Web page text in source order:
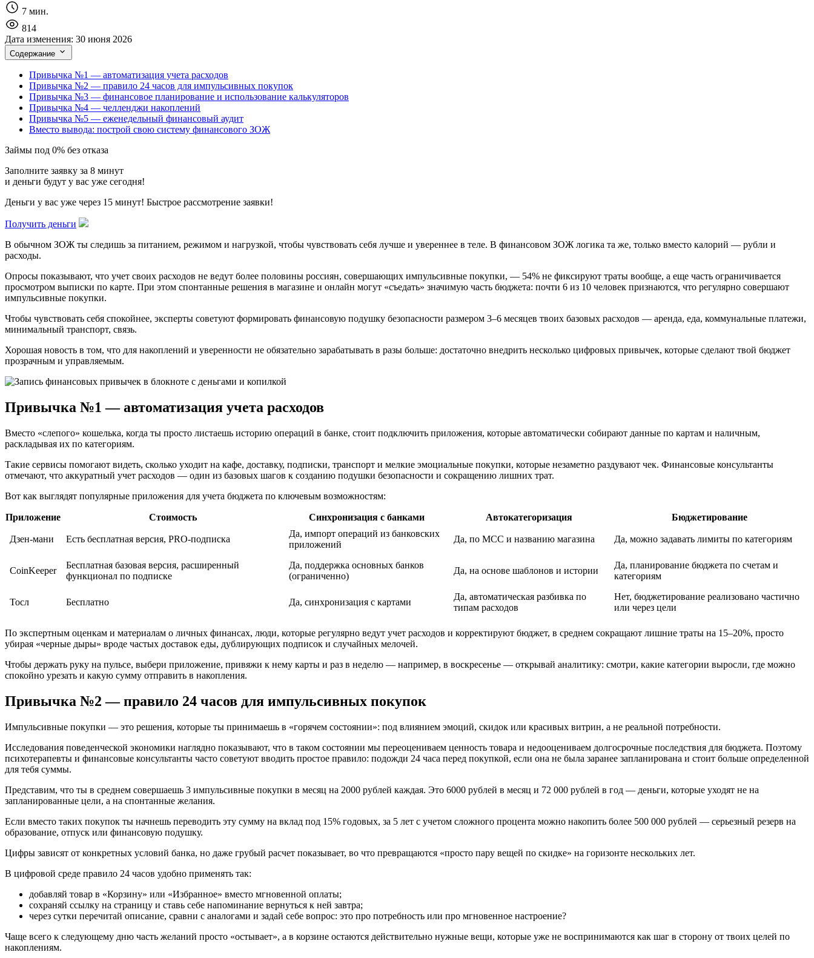
7 мин.
814
Дата изменения: 30 июня 2026
Содержание
Привычка №1 — автоматизация учета расходов
Привычка №2 — правило 24 часов для импульсивных покупок
Привычка №3 — финансовое планирование и использование калькуляторов
Привычка №4 — челленджи накоплений
Привычка №5 — еженедельный финансовый аудит
Вместо вывода: построй свою систему финансового ЗОЖ
Займы под 0% без отказа
Заполните заявку за 8 минут
и деньги будут у вас уже сегодня!
Деньги у вас уже через 15 минут! Быстрое рассмотрение заявки!
Получить деньги
В обычном ЗОЖ ты следишь за питанием, режимом и нагрузкой, чтобы чувствовать себя лучше и увереннее в теле. В финансовом ЗОЖ логика та же, только вместо калорий — рубли и
расходы.
Опросы показывают, что учет своих расходов не ведут более половины россиян, совершающих импульсивные покупки, — 54% не фиксируют траты вообще, а еще часть ограничивается
просмотром выписки по карте. При этом спонтанные решения в магазине и онлайн могут «съедать» значимую часть бюджета: почти 6 из 10 человек признаются, что регулярно совершают
импульсивные покупки.
Чтобы чувствовать себя спокойнее, эксперты советуют формировать финансовую подушку безопасности размером 3–6 месяцев твоих базовых расходов — аренда, еда, коммунальные платежи,
минимальный транспорт, связь.
Хорошая новость в том, что для накоплений и уверенности не обязательно зарабатывать в разы больше: достаточно внедрить несколько цифровых привычек, которые сделают твой бюджет
прозрачным и управляемым.
Привычка №1 — автоматизация учета расходов
Вместо «слепого» кошелька, когда ты просто листаешь историю операций в банке, стоит подключить приложения, которые автоматически собирают данные по картам и наличным,
раскладывая их по категориям.
Такие сервисы помогают видеть, сколько уходит на кафе, доставку, подписки, транспорт и мелкие эмоциальные покупки, которые незаметно раздувают чек. Финансовые консультанты
отмечают, что аккуратный учет расходов — один из базовых шагов к созданию подушки безопасности и сокращению лишних трат.
Вот как выглядят популярные приложения для учета бюджета по ключевым возможностям:
Приложение Стоимость Синхронизация с банками Автокатегоризация Бюджетирование
Дзен-мани Есть бесплатная версия, PRO-подписка
Да, импорт операций из банковских
приложений
Да, по MCC и названию магазина Да, можно задавать лимиты по категориям
CoinKeeper
Бесплатная базовая версия, расширенный
функционал по подписке
Да, поддержка основных банков
(ограниченно)
Да, на основе шаблонов и истории
Да, планирование бюджета по счетам и
категориям
Тосл Бесплатно Да, синхронизация с картами
Да, автоматическая разбивка по
типам расходов
Нет, бюджетирование реализовано частично
или через цели
По экспертным оценкам и материалам о личных финансах, люди, которые регулярно ведут учет расходов и корректируют бюджет, в среднем сокращают лишние траты на 15–20%, просто
убирая «черные дыры» вроде частых доставок еды, дублирующих подписок и случайных мелочей.
Чтобы держать руку на пульсе, выбери приложение, привяжи к нему карты и раз в неделю — например, в воскресенье — открывай аналитику: смотри, какие категории выросли, где можно
спокойно урезать и какую сумму отправить в накопления.
Привычка №2 — правило 24 часов для импульсивных покупок
Импульсивные покупки — это решения, которые ты принимаешь в «горячем состоянии»: под влиянием эмоций, скидок или красивых витрин, а не реальной потребности.
Исследования поведенческой экономики наглядно показывают, что в таком состоянии мы переоцениваем ценность товара и недооцениваем долгосрочные последствия для бюджета. Поэтому
психотерапевты и финансовые консультанты часто советуют вводить простое правило: подожди 24 часа перед покупкой, если она не была заранее запланирована и стоит больше определенной
для тебя суммы.
Представим, что ты в среднем совершаешь 3 импульсивные покупки в месяц на 2000 рублей каждая. Это 6000 рублей в месяц и 72 000 рублей в год — деньги, которые уходят не на
запланированные цели, а на спонтанные желания.
Если вместо таких покупок ты начнешь переводить эту сумму на вклад под 15% годовых, за 5 лет с учетом сложного процента можно накопить более 500 000 рублей — серьезный резерв на
образование, отпуск или финансовую подушку.
Цифры зависят от конкретных условий банка, но даже грубый расчет показывает, во что превращаются «просто пару вещей по скидке» на горизонте нескольких лет.
В цифровой среде правило 24 часов удобно применять так:
добавляй товар в «Корзину» или «Избранное» вместо мгновенной оплаты;
сохраняй ссылку на страницу и ставь себе напоминание вернуться к ней завтра;
через сутки перечитай описание, сравни с аналогами и задай себе вопрос: это про потребность или про мгновенное настроение?
Чаще всего к следующему дню часть желаний просто «остывает», а в корзине остаются действительно нужные вещи, которые уже не воспринимаются как шаг в сторону от твоих целей по
накоплениям.